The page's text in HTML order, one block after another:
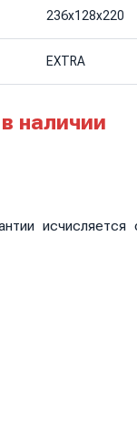
236х128х220
EXTRA
наличии